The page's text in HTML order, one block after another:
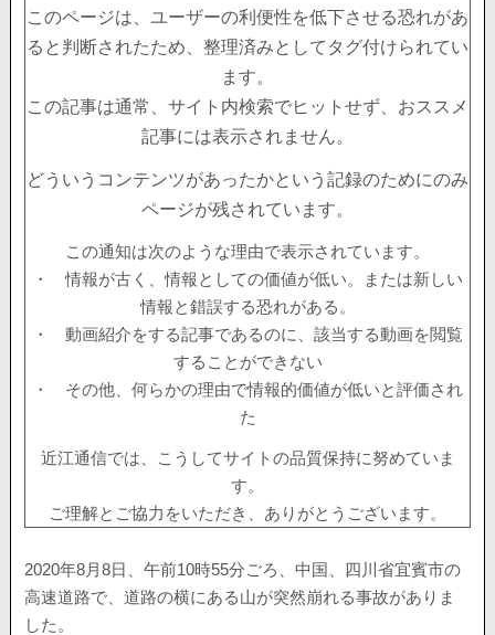
このページは、ユーザーの利便性を低下させる恐れがあ
ると判断されたため、整理済みとしてタグ付けられてい
ます。
この記事は通常、サイト内検索でヒットせず、おススメ
記事には表示されません。
どういうコンテンツがあったかという記録のためにのみ
ページが残されています。
この通知は次のような理由で表示されています。
・ 情報が古く、情報としての価値が低い。または新しい
情報と錯誤する恐れがある。
・ 動画紹介をする記事であるのに、該当する動画を閲覧
することができない
・ その他、何らかの理由で情報的価値が低いと評価され
た
近江通信では、こうしてサイトの品質保持に努めていま
す。
ご理解とご協力をいただき、ありがとうございます。
2020年8月8日、午前10時55分ごろ、中国、四川省宜賓市の
高速道路で、道路の横にある山が突然崩れる事故がありま
した。